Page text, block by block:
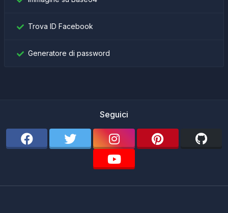
Trova ID Facebook
Generatore di password
Seguici